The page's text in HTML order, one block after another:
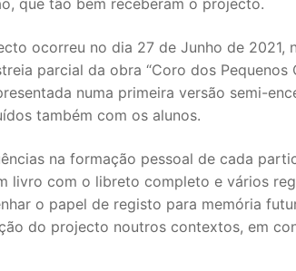
que tão bem receberam o projecto.
ocorreu no dia 27 de Junho de 2021,
parcial da obra “Coro dos Pequenos
numa primeira versão semi-
também com os alunos.
na formação pessoal de cada
livro com o libreto completo e vários
o papel de registo para memória
do projecto noutros contextos, em